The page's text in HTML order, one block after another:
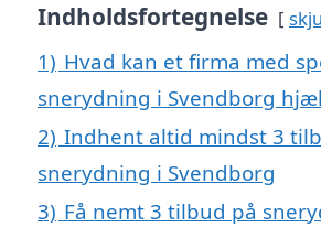
Indholdsfortegnelse
1) Hvad kan et firma med
snerydning i Svendborg
2) Indhent altid mindst 3
snerydning i Svendborg
3) Få nemt 3 tilbud på